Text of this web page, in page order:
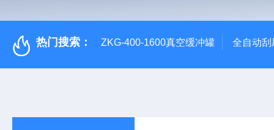
热门搜索： ZKG-400-1600真空缓冲罐 全自动刮